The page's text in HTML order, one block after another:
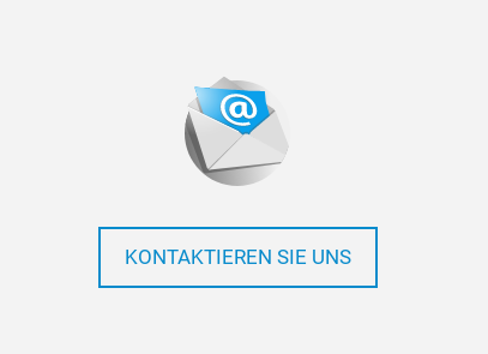
KONTAKTIEREN SIE UNS